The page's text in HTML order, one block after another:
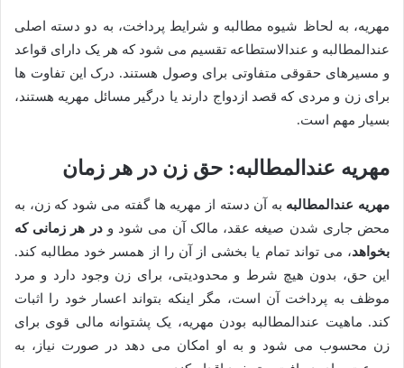
مهریه، به لحاظ شیوه مطالبه و شرایط پرداخت، به دو دسته اصلی
عندالمطالبه و عندالاستطاعه تقسیم می شود که هر یک دارای قواعد
و مسیرهای حقوقی متفاوتی برای وصول هستند. درک این تفاوت ها
برای زن و مردی که قصد ازدواج دارند یا درگیر مسائل مهریه هستند،
بسیار مهم است.
مهریه عندالمطالبه: حق زن در هر زمان
مهریه عندالمطالبه به آن دسته از مهریه ها گفته می شود که زن، به
محض جاری شدن صیغه عقد، مالک آن می شود ودر هر زمانی که
بخواهد، می تواند تمام یا بخشی از آن را از همسر خود مطالبه کند.
این حق، بدون هیچ شرط و محدودیتی، برای زن وجود دارد و مرد
موظف به پرداخت آن است، مگر اینکه بتواند اعسار خود را اثبات
کند. ماهیت عندالمطالبه بودن مهریه، یک پشتوانه مالی قوی برای
زن محسوب می شود و به او امکان می دهد در صورت نیاز، به